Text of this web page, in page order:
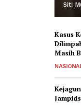
Siti
Kasus
Masih